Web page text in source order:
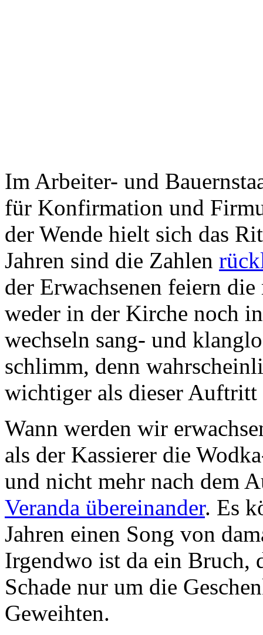
Im Arbeiter- und
für Konfirmation und
der Wende hielt sich das
Jahren sind die Zahlen
der Erwachsenen feiern
weder in der Kirche noch
wechseln sang- und
schlimm, denn
wichtiger als dieser
Wann werden wir
als der Kassierer die
und nicht mehr nach dem
Veranda übereinander. Es
Jahren einen Song von
Irgendwo ist da ein Bruch,
Schade nur um die
Geweihten.